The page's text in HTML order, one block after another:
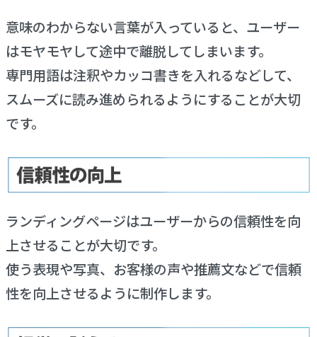
意味のわからない言葉が入っていると、ユーザー
はモヤモヤして途中で離脱してしまいます。
専門用語は注釈やカッコ書きを入れるなどして、
スムーズに読み進められるようにすることが大切
です。
ランディングページはユーザーからの信頼性を向
上させることが大切です。
使う表現や写真、お客様の声や推薦文などで信頼
性を向上させるように制作します。